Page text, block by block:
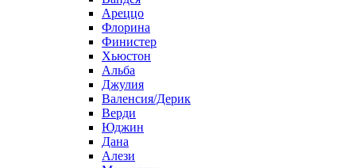
Ареццо
Флорина
Финистер
Хьюстон
Альба
Джулия
Валенсия/Дерик
Верди
Юджин
Дана
Алези